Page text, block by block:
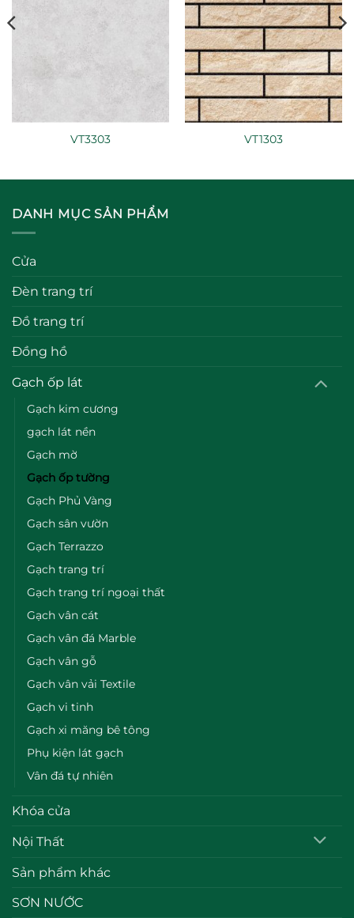
VT3303 VT1303
DANH MỤC SẢN PHẨM
Cửa
Đèn trang trí
Đồ trang trí
Đồng hồ
Gạch ốp lát
Gạch kim cương
gạch lát nền
Gạch mờ
Gạch ốp tường
Gạch Phủ Vàng
Gạch sân vườn
Gạch Terrazzo
Gạch trang trí
Gạch trang trí ngoại thất
Gạch vân cát
Gạch vân đá Marble
Gạch vân gỗ
Gạch vân vải Textile
Gạch vi tinh
Gạch xi măng bê tông
Phụ kiện lát gạch
Vân đá tự nhiên
Khóa cửa
Nội Thất
Sản phẩm khác
SƠN NƯỚC